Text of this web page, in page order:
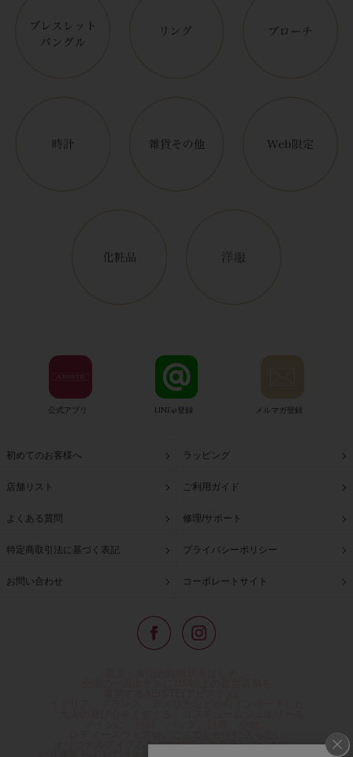
公式アプリ LINE@登録 メルマガ登録
初めてのお客様へ ラッピング
店舗リスト ご利用ガイド
よくある質問 修理/サポート
特定商取引法に基づく表記 プライバシーポリシー
お問い合わせ コーポレートサイト
オリジナルアイテムなどを幅広くご用意しています。